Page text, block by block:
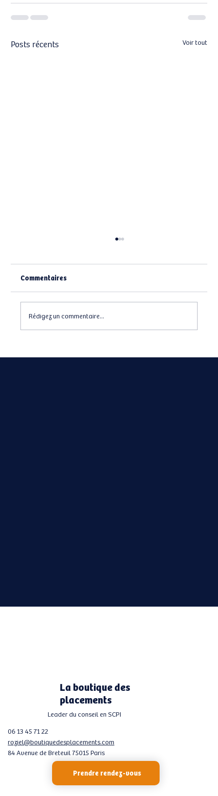
Posts récents Voir tout
Commentaires
Rédigez un commentaire...
La boutique des
placements
Leader du conseil en SCPI
06 13 45 71 22
roziel@boutiquedesplacements.com
84 Avenue de Breteuil 75015 Paris
Prendre rendez-vous